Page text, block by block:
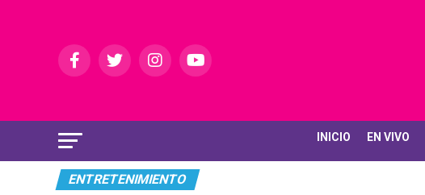
INICIO EN VIVO
ENTRETENIMIENTO